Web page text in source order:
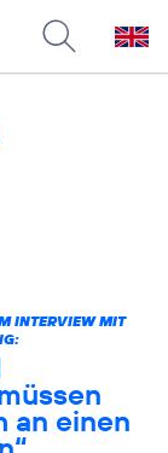
INTERVIEW MIT
an einen